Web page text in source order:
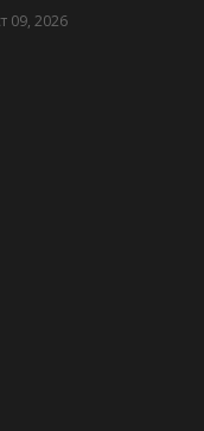
09, 2026